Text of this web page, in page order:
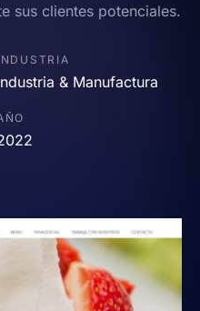
sus clientes potenciales.
& Manufactura